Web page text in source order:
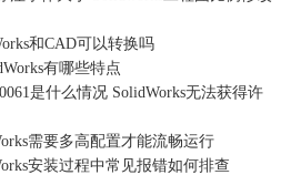
和CAD可以转换吗
有哪些特点
是什么情况 SolidWorks无法获得许
需要多高配置才能流畅运行
安装过程中常见报错如何排查